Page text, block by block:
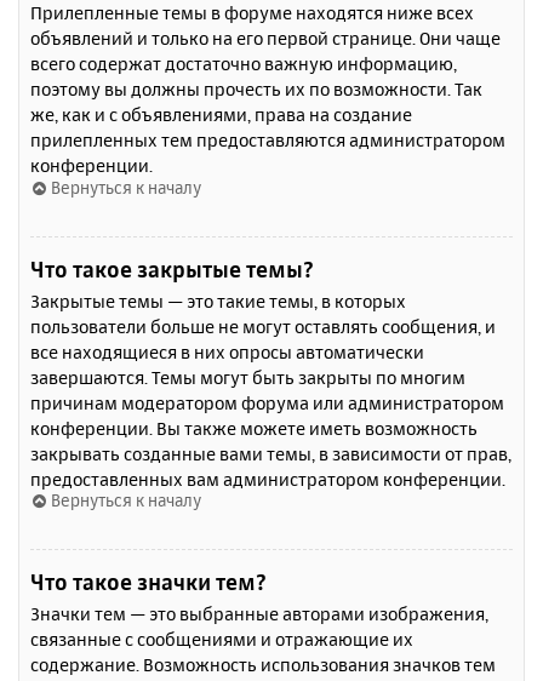
Прилепленные темы в форуме находятся ниже всех
объявлений и только на его первой странице. Они чаще
всего содержат достаточно важную информацию,
поэтому вы должны прочесть их по возможности. Так
же, как и с объявлениями, права на создание
прилепленных тем предоставляются администратором
конференции.
Вернуться к началу
Что такое закрытые темы?
Закрытые темы — это такие темы, в которых
пользователи больше не могут оставлять сообщения, и
все находящиеся в них опросы автоматически
завершаются. Темы могут быть закрыты по многим
причинам модератором форума или администратором
конференции. Вы также можете иметь возможность
закрывать созданные вами темы, в зависимости от прав,
предоставленных вам администратором конференции.
Вернуться к началу
Что такое значки тем?
Значки тем — это выбранные авторами изображения,
связанные с сообщениями и отражающие их
содержание. Возможность использования значков тем